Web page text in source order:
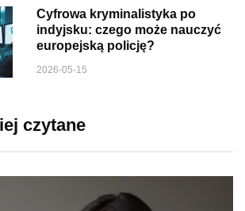
Cyfrowa kryminalistyka po
indyjsku: czego może nauczyć
europejską policję?
2026-05-15
czytane